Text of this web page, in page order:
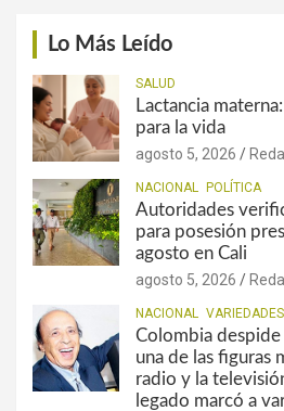
Lo Más Leído
SALUD
Lactancia
para la vida
agosto 5, 2026
NACIONAL POLÍTICA
Autoridades
para posesión
agosto en Cali
agosto 5, 2026
NACIONAL VARIEDADES
Colombia despide
una de las figuras
radio y la
legado marcó a